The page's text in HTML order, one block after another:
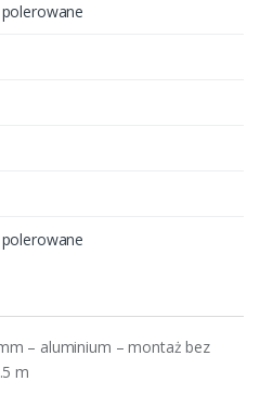
– aluminium – montaż bez
m